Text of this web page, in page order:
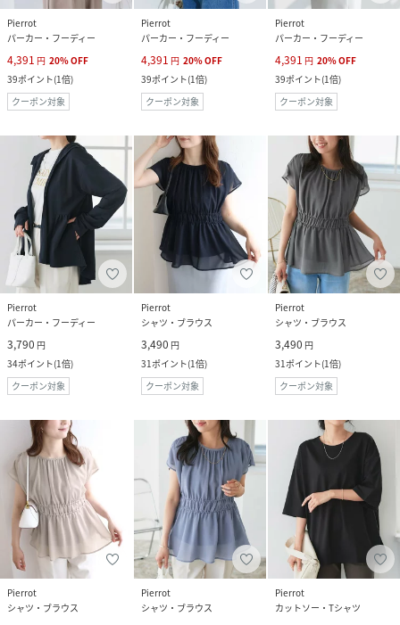
Pierrot
パーカー・フーディー
4,391 円 20%OFF
39ポイント(1倍)
クーポン対象
Pierrot
パーカー・フーディー
4,391 円 20%OFF
39ポイント(1倍)
クーポン対象
Pierrot
パーカー・フーディー
4,391 円 20%OFF
39ポイント(1倍)
クーポン対象
Pierrot
パーカー・フーディー
3,790 円
34ポイント(1倍)
クーポン対象
Pierrot
シャツ・ブラウス
3,490 円
31ポイント(1倍)
クーポン対象
Pierrot
シャツ・ブラウス
3,490 円
31ポイント(1倍)
クーポン対象
Pierrot
シャツ・ブラウス
Pierrot
シャツ・ブラウス
Pierrot
カットソー・Tシャツ